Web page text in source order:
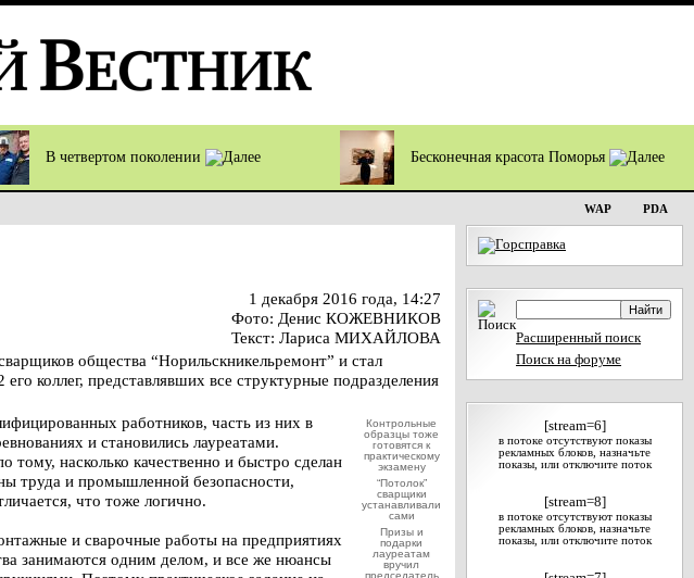
В четвертом поколении Бесконечная красота Поморья
WAP PDA
1 декабря 2016 года, 14:27
Фото: Денис КОЖЕВНИКОВ
Текст: Лариса МИХАЙЛОВА
общества “Норильскникельремонт” и стал
коллег, представлявших все структурные подразделения
работников, часть из них в
и становились лауреатами.
тому, насколько качественно и быстро сделан
труда и промышленной безопасности,
что тоже логично.
и сварочные работы на предприятиях
занимаются одним делом, и все же нюансы
Контрольные
образцы тоже
готовятся к
практическому
экзамену
“Потолок”
сварщики
устанавливали
сами
Призы и
подарки
лауреатам
вручил
председатель
Расширенный поиск
Поиск на форуме
[stream=6]
в потоке отсутствуют показы
рекламных блоков, назначьте
показы, или отключите поток
[stream=8]
в потоке отсутствуют показы
рекламных блоков, назначьте
показы, или отключите поток